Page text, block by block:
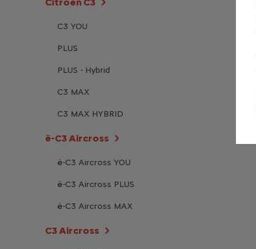
C3 YOU
PLUS
PLUS - Hybrid
C3 MAX
C3 MAX HYBRID
ë-C3 Aircross
ë-C3 Aircross YOU
ë-C3 Aircross PLUS
ë-C3 Aircross MAX
C3 Aircross